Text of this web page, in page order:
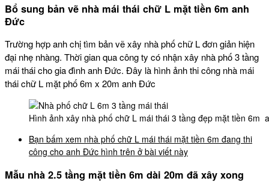
Bổ sung bản vẽ nhà mái thái chữ L mặt tiền 6m anh
Đức
Trường hợp anh chị tìm bản vẽ xây nhà phố chữ L đơn giản hiện
đại nhẹ nhàng. Thời gian qua công ty có nhận xây nhà phố 3 tầng
mái thái cho gia đình anh Đức. Đây là hình ảnh thi công nhà mái
thái chữ L mặt phố 6m x 20m anh Đức
Hình ảnh xây nhà phố chữ L mái thái 3 tầng đẹp mặt tiền 6m
Bạn bấm xem nhà phố chữ L mái thái mặt tiền 6m đang thi
công cho anh Đức hình trên ở bài viết này
Mẫu nhà 2.5 tầng mặt tiền 6m dài 20m đã xây xong